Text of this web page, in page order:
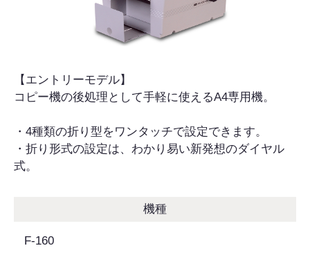
【エントリーモデル】
コピー機の後処理として手軽に使えるA4専用機。
・4種類の折り型をワンタッチで設定できます。
・折り形式の設定は、わかり易い新発想のダイヤル
式。
機種
F-160